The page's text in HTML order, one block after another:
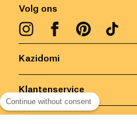
Kazidomi
Klantenservice
Volg ons
Continue without consent